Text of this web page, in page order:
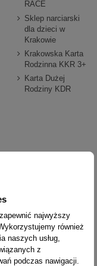
RACE
Sklep narciarski
dla dzieci w
Krakowie
Krakowska Karta
Rodzinna KKR 3+
Karta Dużej
Rodziny KDR
dotyczących
lub przez
najwyższy
również
naszych usług,
z
podczas nawigacji.